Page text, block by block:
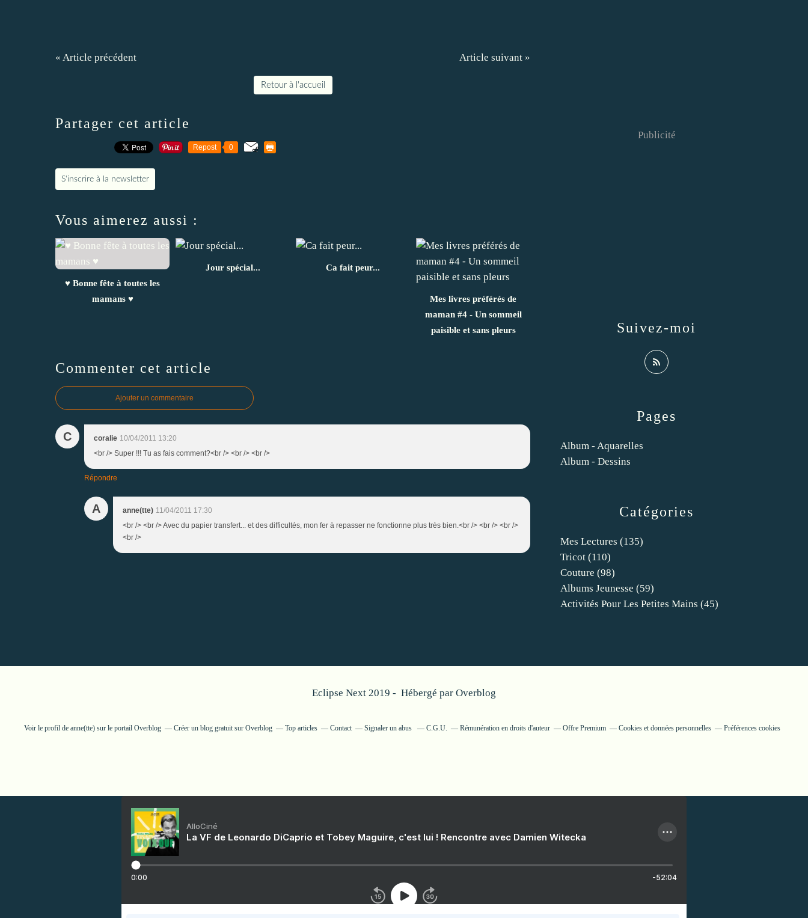
« Article précédent Article suivant »
Retour à l'accueil
Partager cet article
Repost 0
S'inscrire à la newsletter
Vous aimerez aussi :
♥ Bonne fête à toutes les
mamans ♥
Jour spécial... Ca fait peur...
Mes livres préférés de
maman #4 - Un sommeil
paisible et sans pleurs
Commenter cet article
Ajouter un commentaire
C coralie 10/04/2011 13:20
<br /> Super !!! Tu as fais comment?<br /> <br /> <br />
Répondre
A anne(tte) 11/04/2011 17:30
<br /> <br /> Avec du papier transfert... et des difficultés, mon fer à repasser ne fonctionne plus très bien.<br /> <br /> <br />
<br />
Catégories
Mes Lectures (135)
Tricot (110)
Couture (98)
Albums Jeunesse (59)
Activités Pour Les Petites Mains (45)
Pages
Album - Aquarelles
Album - Dessins
Suivez-moi
Publicité
Eclipse Next 2019 - Hébergé par Overblog
Voir le profil de anne(tte) sur le portail Overblog Créer un blog gratuit sur Overblog Top articles Contact Signaler un abus C.G.U. Rémunération en droits d'auteur Offre Premium Cookies et données personnelles Préférences cookies
AlloCiné
La VF de Leonardo DiCaprio et Tobey Maguire, c'est lui ! Rencontre avec Damien Witecka
0:00 -52:04